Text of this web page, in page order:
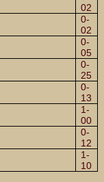
02
0-
02
0-
05
0-
25
0-
13
1-
00
0-
12
1-
10